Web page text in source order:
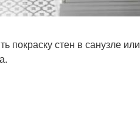
стен в санузле